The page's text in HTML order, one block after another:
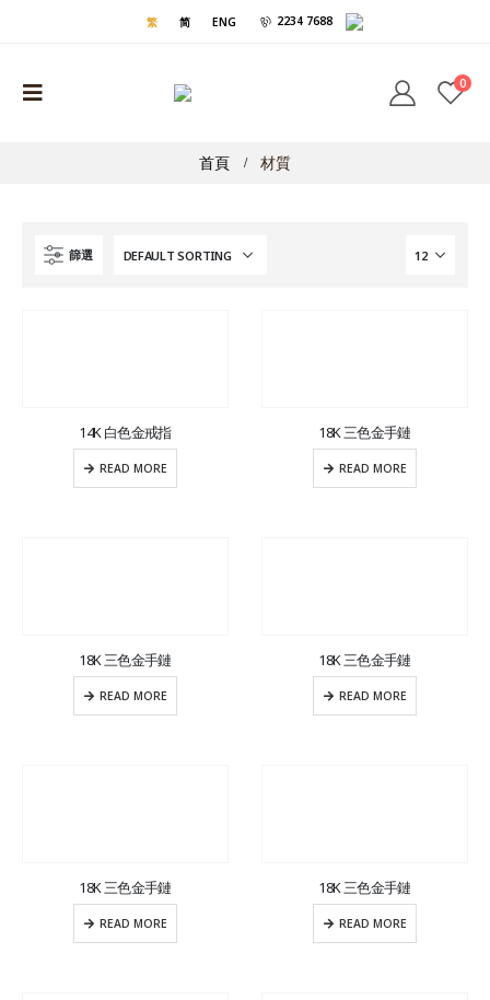
繁 简 ENG 2234 7688
0
首頁 材質
篩選
14K 白色金戒指
READ MORE
18K 三色金手鏈
READ MORE
18K 三色金手鏈
READ MORE
18K 三色金手鏈
READ MORE
18K 三色金手鏈
READ MORE
18K 三色金手鏈
READ MORE